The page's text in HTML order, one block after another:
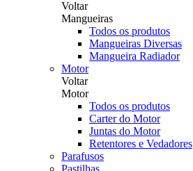
Voltar
Mangueiras
Todos os produtos
Mangueiras Diversas
Mangueira Radiador
Motor
Voltar
Motor
Todos os produtos
Carter do Motor
Juntas do Motor
Retentores e Vedadores
Parafusos
Pastilhas